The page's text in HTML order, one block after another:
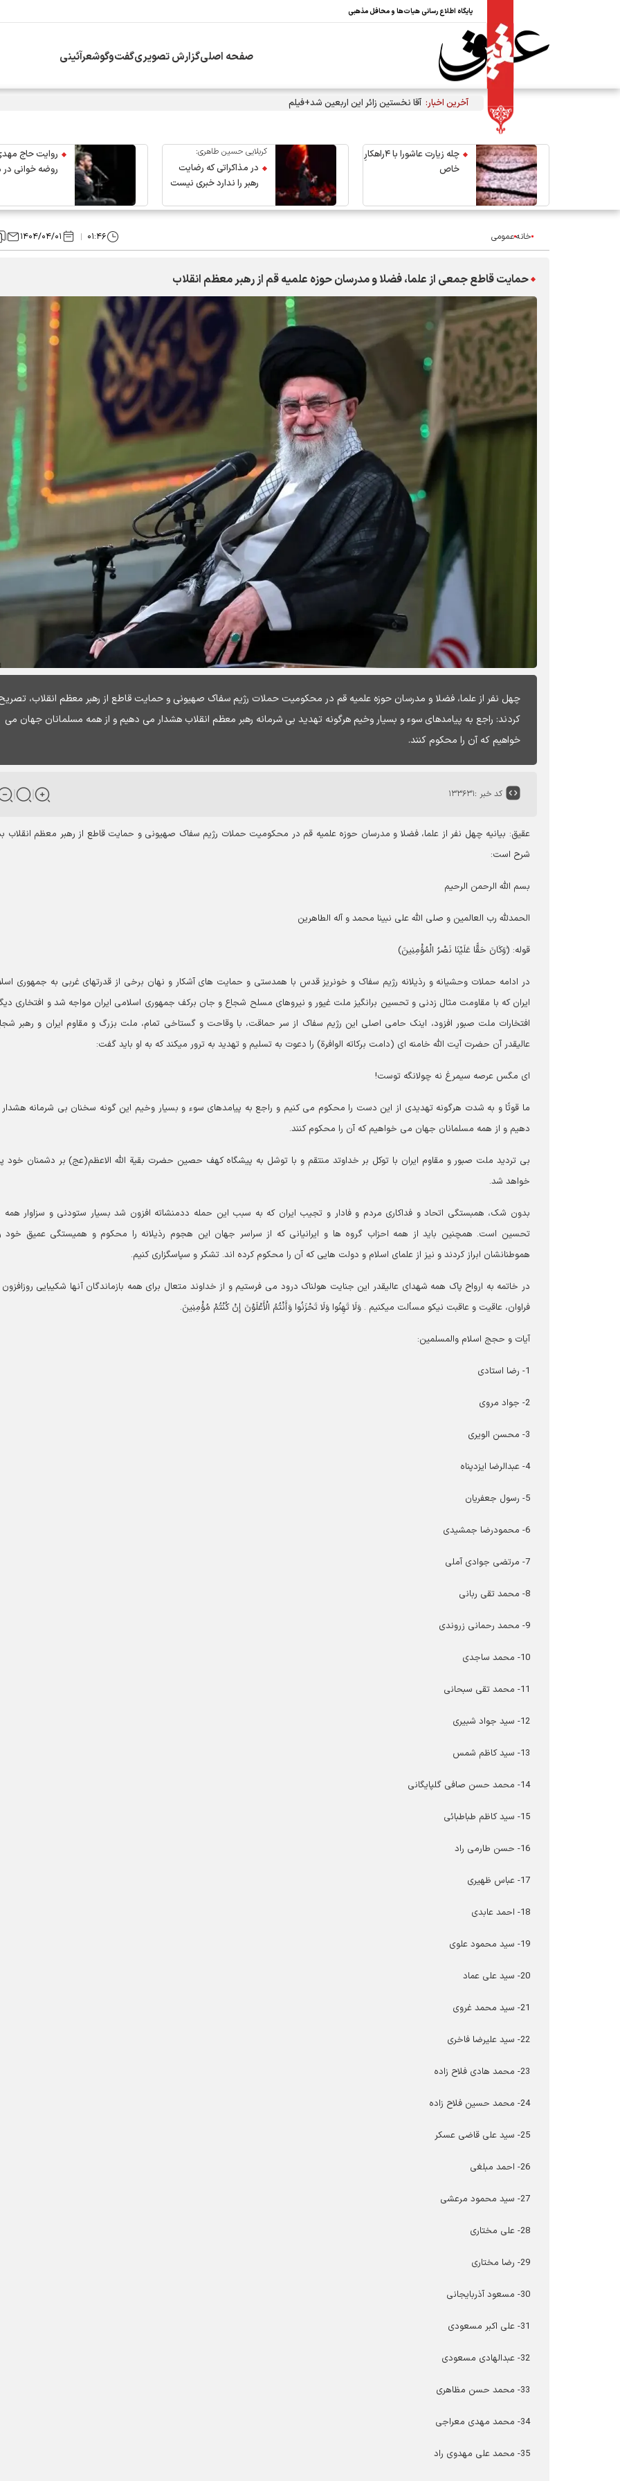
پایگاه اطلاع رسانی هیات‌ها و محافل مذهبی
صفحه اصلیگزارش تصویریگفت‌وگوشعرآئینی
آخرین اخبار: آقا نخستین زائر این اربعین شد+فیلم
چله زیارت عاشورا با ۴راهکارِ
خاص
کربلایی حسین طاهری:
در مذاکراتی که رضایت
رهبر را ندارد خبری نیست
روایت حاج
روضه خوانی
خانهعمومی ۰۱:۴۶ ۱۴۰۴/۰۴/۰۱
حمایت قاطع جمعی از علما، فضلا و مدرسان حوزه علمیه قم از رهبر معظم انقلاب
چهل نفر از علما، فضلا و مدرسان حوزه علمیه قم در محکومیت حملات رژیم سفاک صهیونی و حمایت قاطع از رهبر معظم انقلاب،
کردند: راجع به پیامدهای سوء و بسیار وخیم هرگونه تهدید بی شرمانه رهبر معظم انقلاب هشدار می دهیم و از همه مسلمانان جهان می
خواهیم که آن را محکوم کنند.
کد خبر :۱۳۳۶۳۱
عقیق: بیانیه چهل نفر از علما، فضلا و مدرسان حوزه علمیه قم در محکومیت حملات رژیم سفاک صهیونی و حمایت قاطع از رهبر معظم انقلاب
شرح است:
بسم الله الرحمن الرحیم
الحمدلله رب العالمین و صلی الله علی نبینا محمد و آله الطاهرین
قوله: (َوَکَانَ حَقًّا عَلَیْنَا نَصْرُ الْمُؤْمِنِینَ)
در ادامه حملات وحشیانه و رذیلانه رژیم سفاک و خونریز قدس با همدستی و حمایت های آشکار و نهان برخی از قدرتهای غربی به جمهوری
ایران که با مقاومت مثال زدنی و تحسین برانگیز ملت غیور و نیروهای مسلح شجاع و جان برکف جمهوری اسلامی ایران مواجه شد و افتخاری
افتخارات ملت صبور افزود، اینک حامی اصلی این رژیم سفاک از سر حماقت، با وقاحت و گستاخی تمام، ملت بزرگ و مقاوم ایران و رهبر
عالیقدر آن حضرت آیت الله خامنه ای (دامت برکاته الوافرة) را دعوت به تسلیم و تهدید به ترور میکند که به او باید گفت:
ای مگس عرصه سیمرغ نه چولانگه توست!
ما قوتًا و به شدت هرگونه تهدیدی از این دست را محکوم می کنیم و راجع به پیامدهای سوء و بسیار وخیم این گونه سخنان بی شرمانه
دهیم و از همه مسلمانان جهان می خواهیم که آن را محکوم کنند.
بی تردید ملت صبور و مقاوم ایران با توکل بر خداوتد منتقم و با توشل به پیشگاه کهف حصین حضرت بقیة الله الاعظم(عج) بر دشمنان خود
خواهد شد.
بدون شک، همبستگی اتحاد و فداکاری مردم و فادار و تجیب ایران که به سبب این حمله ددمنشاته افزون شد بسیار ستودنی و سزاوار همه
تحسین است. همچنین باید از همه احزاب گروه ها و ایرانیانی که از سراسر جهان این هجوم رذیلانه را محکوم و همیستگی عمیق خود
هموطنانشان ابراز کردند و نیز از علمای اسلام و دولت هایی که آن را محکوم کرده اند. تشکر و سپاسگزاری کنیم.
در خاتمه به ارواح پاک همه شهدای عالیقدر این جنایت هولناک درود می فرستیم و از خداوند متعال برای همه بازماندگان آنها شکیبایی
فراوان، عاقیت و عاقبت نیکو مسألت میکنیم . وَلَا تَهِنُوا وَلَا تَحْزَنُوا وَأَنْتُمُ الْأَعْلَوْنَ إِنْ کُنْتُمْ مُؤْمِنِینَ.
آیات و حجج اسلام والمسلمین:
1- رضا استادی
2- جواد مروی
3- محسن الویری
4- عبدالرضا ایزدپناه
5- رسول جعفریان
6- محمودرضا جمشیدی
7- مرتضی جوادی آملی
8- محمد تقی ربانی
9- محمد رحمانی زروندی
10- محمد ساجدی
11- محمد تقی سبحانی
12- سید جواد شبیری
13- سید کاظم شمس
14- محمد حسن صافی گلپایگانی
15- سید کاظم طباطبائی
16- حسن طارمی راد
17- عباس ظهیری
18- احمد عابدی
19- سید محمود علوی
20- سید علی عماد
21- سید محمد غروی
22- سید علیرضا فاخری
23- محمد هادی فلاح زاده
24- محمد حسین فلاح زاده
25- سید علی قاضی عسکر
26- احمد مبلغی
27- سید محمود مرعشی
28- علی مختاری
29- رضا مختاری
30- مسعود آذربایجانی
31- علی اکبر مسعودی
32- عبدالهادی مسعودی
33- محمد حسن مظاهری
34- محمد مهدی معراجی
35- محمد علی مهدوی راد